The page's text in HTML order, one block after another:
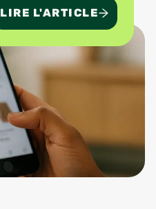
LIRE L'ARTICLE